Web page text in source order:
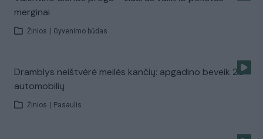
merginai
Žinios Gyvenimo būdas
Dramblys neištvėrė meilės kančių: apgadino beveik 20
automobilių
Žinios Pasaulis